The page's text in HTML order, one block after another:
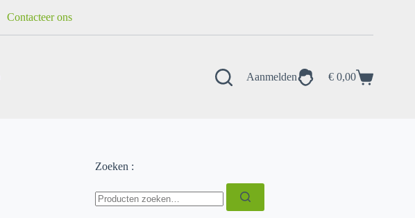
Contacteer ons
Aanmelden Winkelwagen
€ 0,00
Zoeken :
naar: